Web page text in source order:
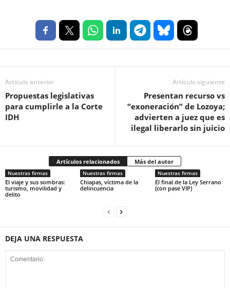
Artículo anterior
Propuestas legislativas
para cumplirle a la Corte
IDH
Artículo siguiente
Presentan recurso vs
“exoneración” de Lozoya;
advierten a juez que es
ilegal liberarlo sin juicio
Artículos relacionados Más del autor
Nuestras firmas
El viaje y sus sombras:
turismo, movilidad y
delito
Nuestras firmas
Chiapas, víctima de la
delincuencia
Nuestras firmas
El final de la Ley Serrano
(con pase VIP)
DEJA UNA RESPUESTA